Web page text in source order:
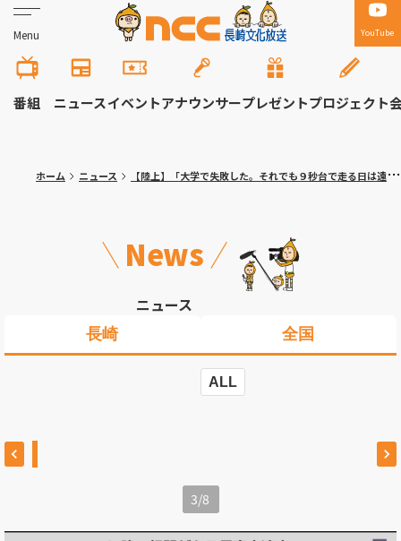
Menu YouTube
番組 ニュースイベントアナウンサープレゼントプロジェクト
ホーム ニュース 【陸上】「大学で失敗した。それでも９秒台で走る日は遠くない」プロランナー・池田成諒 高校時代、世界を舞台に活躍した最強スプリンターの今に迫る
News
ニュース
長崎 全国
ALL
3/8